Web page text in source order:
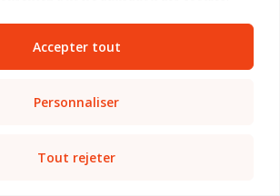
Personnaliser
Tout rejeter
Accepter tout